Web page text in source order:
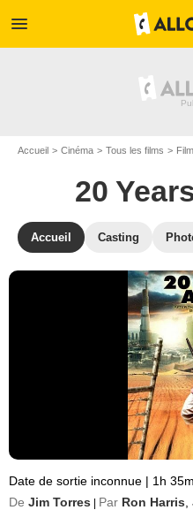
menu
Accueil Cinéma Tous les films
20
Accueil Casting
Date de sortie inconnue | 1h
De Jim Torres Par Ron Harris